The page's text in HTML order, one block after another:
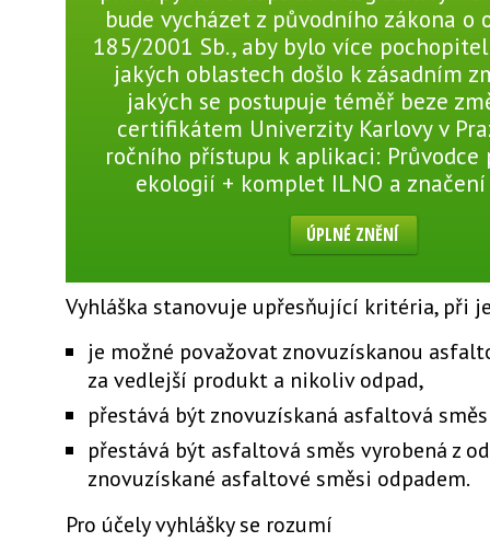
bude vycházet z původního zákona o
185/2001 Sb., aby bylo více
jakých oblastech došlo k zásadním
jakých se postupuje téměř beze
certifikátem Univerzity Karlovy v
ročního přístupu k aplikaci: Průvodce
ekologií + komplet ILNO a značení
ÚPLNÉ ZNĚNÍ
Vyhláška stanovuje upřesňující kritéria, při
je možné považovat znovuzískanou
za vedlejší produkt a nikoliv odpad,
přestává být znovuzískaná asfaltová
přestává být asfaltová směs vyrobená z
znovuzískané asfaltové směsi odpadem.
Pro účely vyhlášky se rozumí